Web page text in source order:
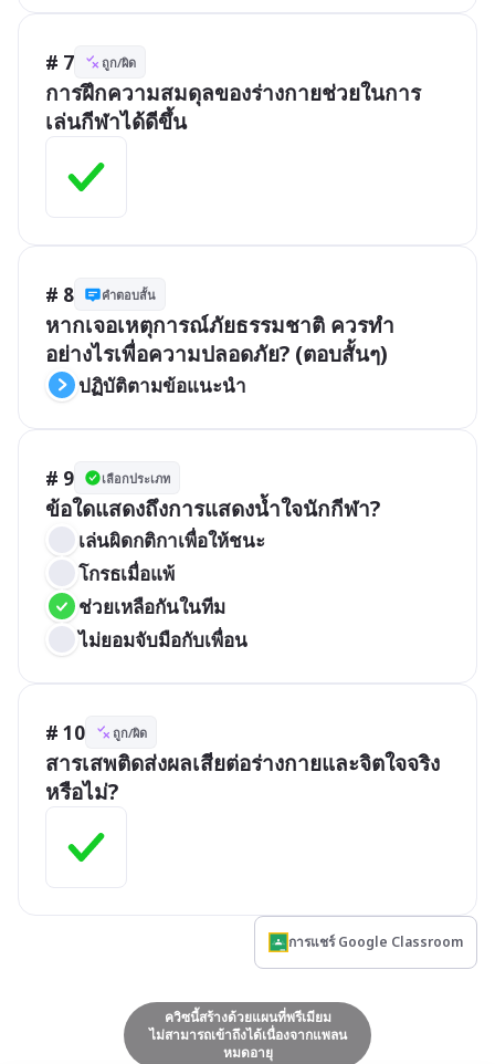
# 7 ถูก/ผิด
การฝึกความสมดุลของร่างกายช่วยในการ
เล่นกีฬาได้ดีขึ้น
# 8 คำตอบสั้น
หากเจอเหตุการณ์ภัยธรรมชาติ ควรทำ
อย่างไรเพื่อความปลอดภัย? (ตอบสั้นๆ)
ปฏิบัติตามข้อแนะนำ
# 9 เลือกประเภท
ข้อใดแสดงถึงการแสดงน้ำใจนักกีฬา?
เล่นผิดกติกาเพื่อให้ชนะ
โกรธเมื่อแพ้
ช่วยเหลือกันในทีม
ไม่ยอมจับมือกับเพื่อน
# 10 ถูก/ผิด
สารเสพติดส่งผลเสียต่อร่างกายและจิตใจจริง
หรือไม่?
การแชร์ Google Classroom
ควิซนี้สร้างด้วยแผนที่พรีเมียม
ไม่สามารถเข้าถึงได้เนื่องจากแพลน
หมดอายุ